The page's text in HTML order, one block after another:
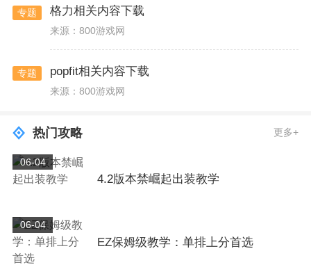
专题 格力相关内容下载
来源：800游戏网
专题 popfit相关内容下载
来源：800游戏网
热门攻略 更多+
06-04
4.2版本禁崛起出装教学
06-04
EZ保姆级教学：单排上分首选